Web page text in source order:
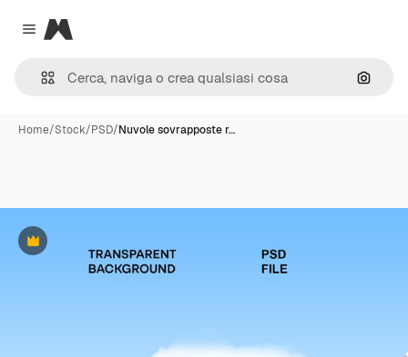
Close menu
Magnific
Cerca
Home/Stock/PSD/Nuvole sovrapposte r…
Premium